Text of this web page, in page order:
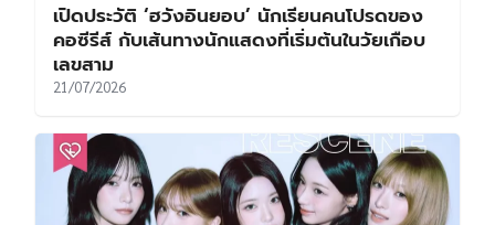
เปิดประวัติ ‘ฮวังอินยอบ’ นักเรียนคนโปรดของ
คอซีรีส์ กับเส้นทางนักแสดงที่เริ่มต้นในวัยเกือบ
เลขสาม
21/07/2026